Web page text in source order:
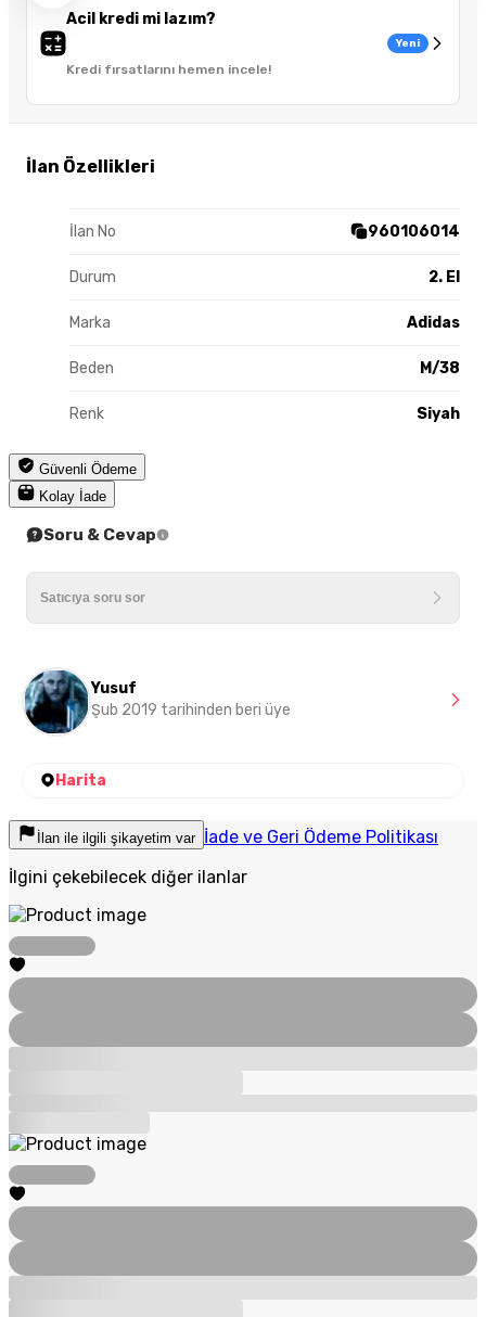
Acil kredi mi lazım?
Kredi fırsatlarını hemen incele!
Yeni
İlan Özellikleri
İlan No 960106014
Durum 2. El
Marka Adidas
Beden M/38
Renk Siyah
Güvenli Ödeme
Kolay İade
Soru & Cevap
Yusuf
Şub 2019 tarihinden beri üye
Harita
İlan ile ilgili şikayetim var İade ve Geri Ödeme Politikası
İlgini çekebilecek diğer ilanlar